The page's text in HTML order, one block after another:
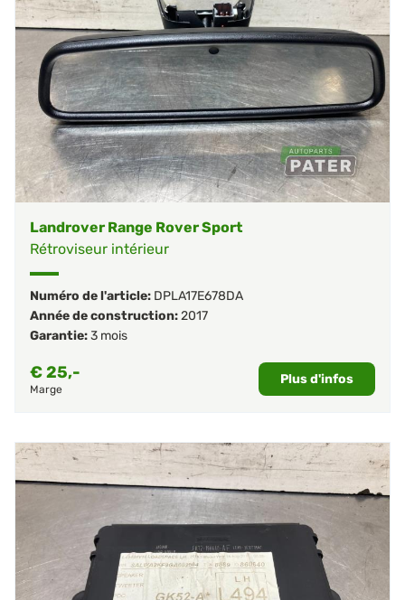
Landrover Range Rover Sport
Rétroviseur intérieur
Numéro de l'article: DPLA17E678DA
Année de construction:2017
Garantie:3 mois
€25,-
Marge
Plus d'infos